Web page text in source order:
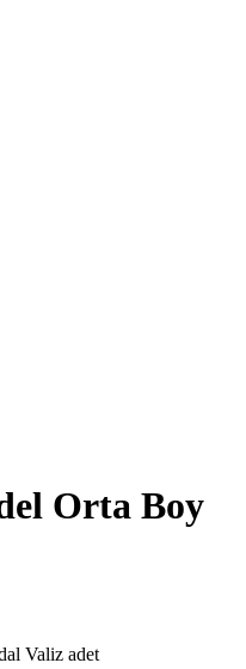
Orta Boy
Valiz adet